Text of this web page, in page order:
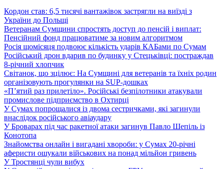
Кордон став: 6,5 тисячі вантажівок застрягли на виїзді з
України до Польщі
Ветеранам Сумщини спростять доступ до пенсій і виплат:
Пенсійний фонд працюватиме за новим алгоритмом
Росія щомісяця подвоює кількість ударів КАБами по Сумам
Російський дрон вдарив по будинку у Стецьківці: постраждав
8-річний хлопчик
Світанок, що зцілює: На Сумщині для ветеранів та їхніх родин
організовують прогулянки на SUP-дошках
«П’ятий раз прилетіло». Російські безпілотники атакували
промислове підприємство в Охтирці
У Сумах попрощалися із двома сестричками, які загинули
внаслідок російського авіаудару
У Броварах під час ракетної атаки загинув Павло Шепіль із
Конотопа
Знайомства онлайн і вигадані хвороби: у Сумах 20-річні
аферисти ошукали військових на понад мільйон гривень
У Тростянці чули вибух